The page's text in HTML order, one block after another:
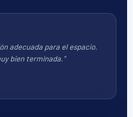
adecuada para el espacio.
bien terminada.”